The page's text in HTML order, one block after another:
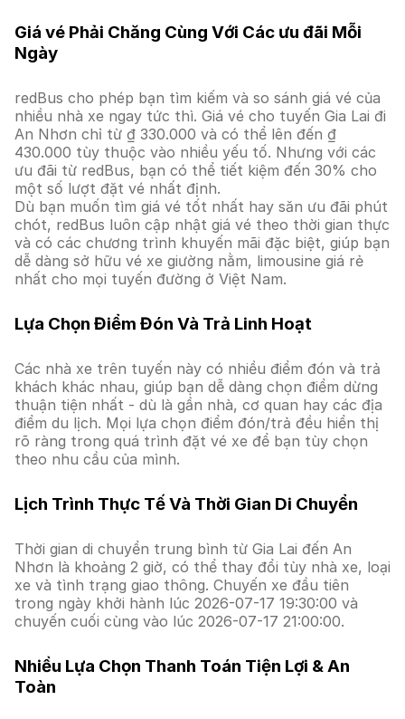
Giá vé Phải Chăng Cùng Với Các ưu đãi Mỗi
Ngày
redBus cho phép bạn tìm kiếm và so sánh giá vé của
nhiều nhà xe ngay tức thì. Giá vé cho tuyến Gia Lai đi
An Nhơn chỉ từ ₫ 330.000 và có thể lên đến ₫
430.000 tùy thuộc vào nhiều yếu tố. Nhưng với các
ưu đãi từ redBus, bạn có thể tiết kiệm đến 30% cho
một số lượt đặt vé nhất định.
Dù bạn muốn tìm giá vé tốt nhất hay săn ưu đãi phút
chót, redBus luôn cập nhật giá vé theo thời gian thực
và có các chương trình khuyến mãi đặc biệt, giúp bạn
dễ dàng sở hữu vé xe giường nằm, limousine giá rẻ
nhất cho mọi tuyến đường ở Việt Nam.
Lựa Chọn Điểm Đón Và Trả Linh Hoạt
Các nhà xe trên tuyến này có nhiều điểm đón và trả
khách khác nhau, giúp bạn dễ dàng chọn điểm dừng
thuận tiện nhất - dù là gần nhà, cơ quan hay các địa
điểm du lịch. Mọi lựa chọn điểm đón/trả đều hiển thị
rõ ràng trong quá trình đặt vé xe để bạn tùy chọn
theo nhu cầu của mình.
Lịch Trình Thực Tế Và Thời Gian Di Chuyển
Thời gian di chuyển trung bình từ Gia Lai đến An
Nhơn là khoảng 2 giờ, có thể thay đổi tùy nhà xe, loại
xe và tình trạng giao thông. Chuyến xe đầu tiên
trong ngày khởi hành lúc 2026-07-17 19:30:00 và
chuyến cuối cùng vào lúc 2026-07-17 21:00:00.
Nhiều Lựa Chọn Thanh Toán Tiện Lợi & An
Toàn